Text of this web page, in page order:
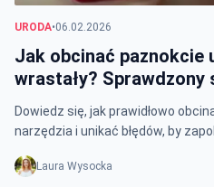
URODA•06.02.2026
Jak obcinać paznokcie
wrastały? Sprawdzony
Dowiedz się, jak prawidłowo
narzędzia i unikać błędów, by
Laura Wysocka